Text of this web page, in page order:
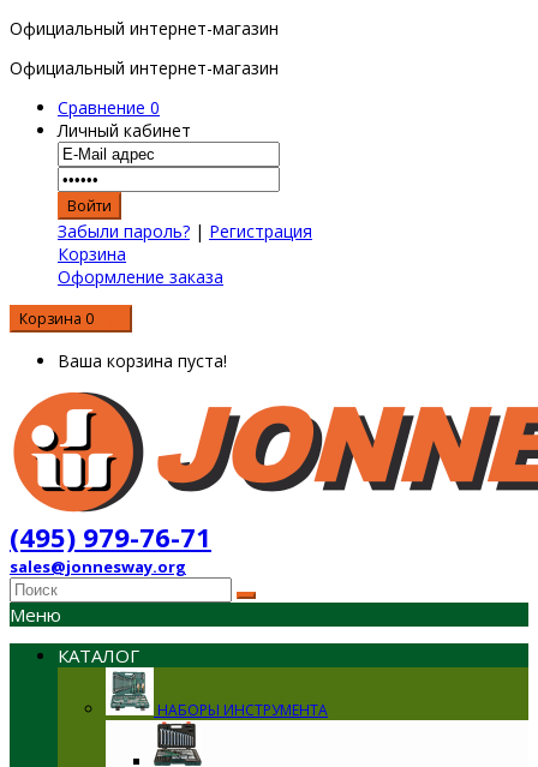
Официальный интернет-магазин
Официальный интернет-магазин
Сравнение 0
Личный кабинет
Забыли пароль? | Регистрация
Корзина
Оформление заказа
Корзина 0
Ваша корзина пуста!
(495) 979-76-71
sales@jonnesway.org
Меню
КАТАЛОГ
НАБОРЫ ИНСТРУМЕНТА